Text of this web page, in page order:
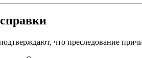
что преследование